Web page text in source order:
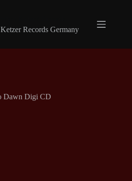
Ketzer Records Germany